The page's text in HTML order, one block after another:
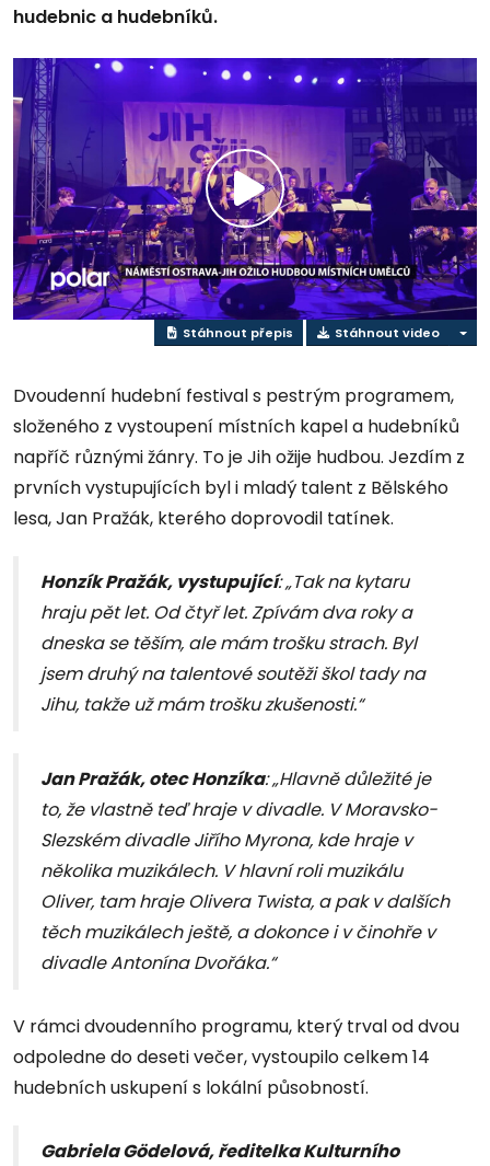
hudebnic a hudebníků.
Přehrát
video
Stáhnout přepis Stáhnout video
Dvoudenní hudební festival s pestrým programem,
složeného z vystoupení místních kapel a hudebníků
napříč různými žánry. To je Jih ožije hudbou. Jezdím z
prvních vystupujících byl i mladý talent z Bělského
lesa, Jan Pražák, kterého doprovodil tatínek.
Honzík Pražák, vystupující: „Tak na kytaru
hraju pět let. Od čtyř let. Zpívám dva roky a
dneska se těším, ale mám trošku strach. Byl
jsem druhý na talentové soutěži škol tady na
Jihu, takže už mám trošku zkušenosti.“
Jan Pražák, otec Honzíka: „Hlavně důležité je
to, že vlastně teď hraje v divadle. V Moravsko-
Slezském divadle Jiřího Myrona, kde hraje v
několika muzikálech. V hlavní roli muzikálu
Oliver, tam hraje Olivera Twista, a pak v dalších
těch muzikálech ještě, a dokonce i v činohře v
divadle Antonína Dvořáka.“
V rámci dvoudenního programu, který trval od dvou
odpoledne do deseti večer, vystoupilo celkem 14
hudebních uskupení s lokální působností.
Gabriela Gödelová, ředitelka Kulturního